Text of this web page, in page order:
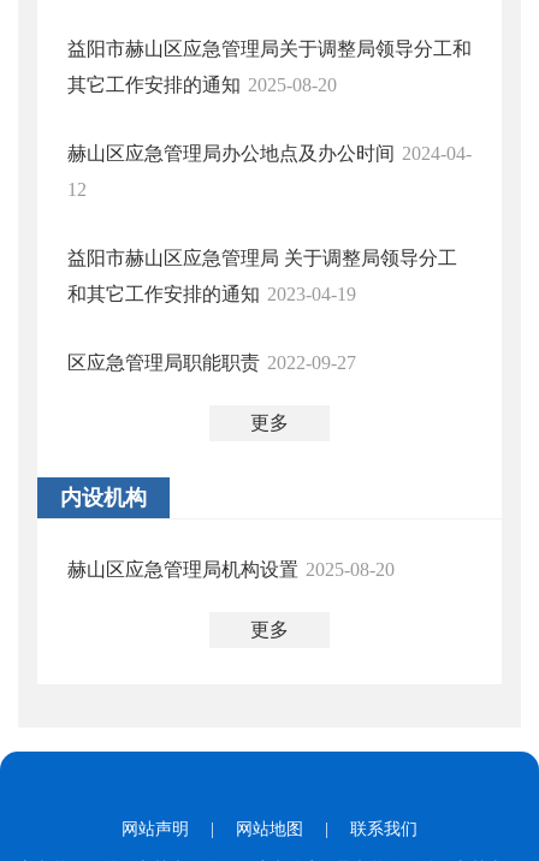
益阳市赫山区应急管理局关于调整局领导分工和
其它工作安排的通知 2025-08-20
赫山区应急管理局办公地点及办公时间 2024-04-
12
益阳市赫山区应急管理局 关于调整局领导分工
和其它工作安排的通知 2023-04-19
区应急管理局职能职责 2022-09-27
更多
内设机构
赫山区应急管理局机构设置 2025-08-20
更多
网站声明 网站地图 联系我们